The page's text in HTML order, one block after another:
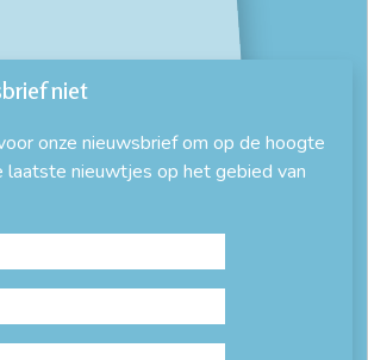
niet
onze nieuwsbrief om op de hoogte
laatste nieuwtjes op het gebied van